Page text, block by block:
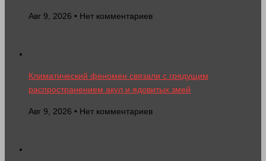
Авг 9, 2026 • Нет комментариев
Климатический феномен связали с грядущим
распространением акул и ядовитых змей
Авг 9, 2026 • Нет комментариев